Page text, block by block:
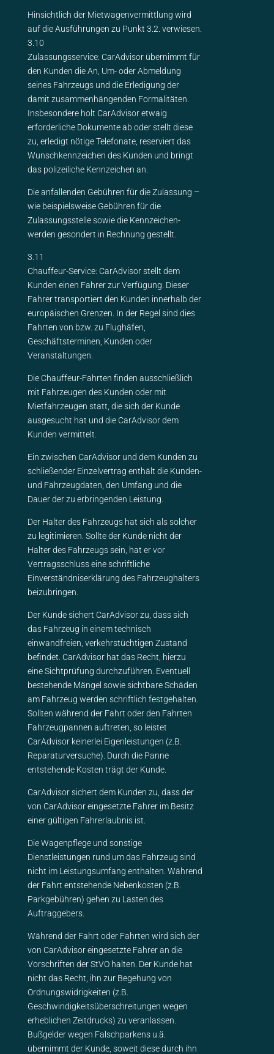
Hinsichtlich der Mietwagenvermittlung wird
auf die Ausführungen zu Punkt 3.2. verwiesen.
3.10
Zulassungsservice: CarAdvisor übernimmt für
den Kunden die An, Um- oder Abmeldung
seines Fahrzeugs und die Erledigung der
damit zusammenhängenden Formalitäten.
Insbesondere holt CarAdvisor etwaig
erforderliche Dokumente ab oder stellt diese
zu, erledigt nötige Telefonate, reserviert das
Wunschkennzeichen des Kunden und bringt
das polizeiliche Kennzeichen an.
Die anfallenden Gebühren für die Zulassung –
wie beispielsweise Gebühren für die
Zulassungsstelle sowie die Kennzeichen-
werden gesondert in Rechnung gestellt.
3.11
Chauffeur-Service: CarAdvisor stellt dem
Kunden einen Fahrer zur Verfügung. Dieser
Fahrer transportiert den Kunden innerhalb der
europäischen Grenzen. In der Regel sind dies
Fahrten von bzw. zu Flughäfen,
Geschäftsterminen, Kunden oder
Veranstaltungen.
Die Chauffeur-Fahrten finden ausschließlich
mit Fahrzeugen des Kunden oder mit
Mietfahrzeugen statt, die sich der Kunde
ausgesucht hat und die CarAdvisor dem
Kunden vermittelt.
Ein zwischen CarAdvisor und dem Kunden zu
schließender Einzelvertrag enthält die Kunden-
und Fahrzeugdaten, den Umfang und die
Dauer der zu erbringenden Leistung.
Der Halter des Fahrzeugs hat sich als solcher
zu legitimieren. Sollte der Kunde nicht der
Halter des Fahrzeugs sein, hat er vor
Vertragsschluss eine schriftliche
Einverständniserklärung des Fahrzeughalters
beizubringen.
Der Kunde sichert CarAdvisor zu, dass sich
das Fahrzeug in einem technisch
einwandfreien, verkehrstüchtigen Zustand
befindet. CarAdvisor hat das Recht, hierzu
eine Sichtprüfung durchzuführen. Eventuell
bestehende Mängel sowie sichtbare Schäden
am Fahrzeug werden schriftlich festgehalten.
Sollten während der Fahrt oder den Fahrten
Fahrzeugpannen auftreten, so leistet
CarAdvisor keinerlei Eigenleistungen (z.B.
Reparaturversuche). Durch die Panne
entstehende Kosten trägt der Kunde.
CarAdvisor sichert dem Kunden zu, dass der
von CarAdvisor eingesetzte Fahrer im Besitz
einer gültigen Fahrerlaubnis ist.
Die Wagenpflege und sonstige
Dienstleistungen rund um das Fahrzeug sind
nicht im Leistungsumfang enthalten. Während
der Fahrt entstehende Nebenkosten (z.B.
Parkgebühren) gehen zu Lasten des
Auftraggebers.
Während der Fahrt oder Fahrten wird sich der
von CarAdvisor eingesetzte Fahrer an die
Vorschriften der StVO halten. Der Kunde hat
nicht das Recht, ihn zur Begehung von
Ordnungswidrigkeiten (z.B.
Geschwindigkeitsüberschreitungen wegen
erheblichen Zeitdrucks) zu veranlassen.
Bußgelder wegen Falschparkens u.ä.
übernimmt der Kunde, soweit diese durch ihn